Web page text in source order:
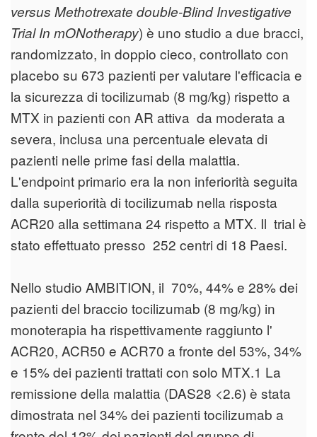
versus Methotrexate double-Blind Investigative
Trial In mONotherapy) è uno studio a due bracci,
randomizzato, in doppio cieco, controllato con
placebo su 673 pazienti per valutare l'efficacia e
la sicurezza di tocilizumab (8 mg/kg) rispetto a
MTX in pazienti con AR attiva da moderata a
severa, inclusa una percentuale elevata di
pazienti nelle prime fasi della malattia.
L'endpoint primario era la non inferiorità seguita
dalla superiorità di tocilizumab nella risposta
ACR20 alla settimana 24 rispetto a MTX. Il trial è
stato effettuato presso 252 centri di 18 Paesi.
Nello studio AMBITION, il 70%, 44% e 28% dei
pazienti del braccio tocilizumab (8 mg/kg) in
monoterapia ha rispettivamente raggiunto l'
ACR20, ACR50 e ACR70 a fronte del 53%, 34%
e 15% dei pazienti trattati con solo MTX.1 La
remissione della malattia (DAS28 <2.6) è stata
dimostrata nel 34% dei pazienti tocilizumab a